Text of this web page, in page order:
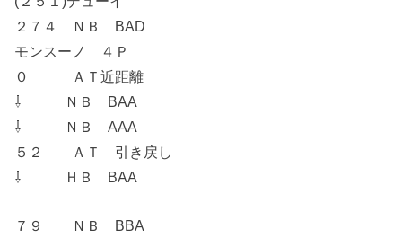
２７４ ＮＢ BAD
モンスーノ ４Ｐ
０ ＡＴ近距離
⇩ ＮＢ BAA
⇩ ＮＢ AAA
５２ ＡＴ 引き戻し
⇩ ＨＢ BAA
７９ ＮＢ BBA